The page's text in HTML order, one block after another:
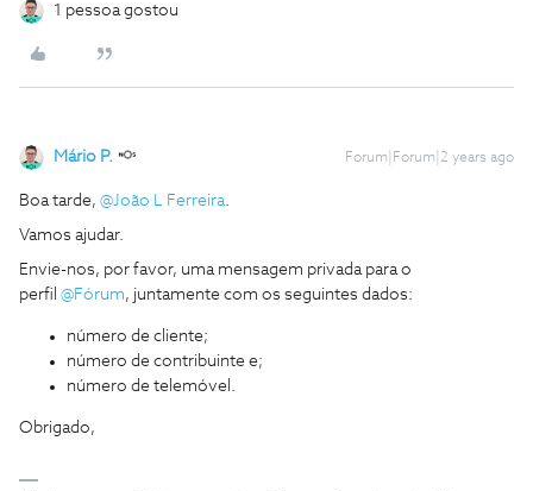
1 pessoa gostou
Mário P. Forum|Forum|2 years ago
Boa tarde, @João L Ferreira.
Vamos ajudar.
Envie-nos, por favor, uma mensagem privada para o
perfil @Fórum, juntamente com os seguintes dados:
número de cliente;
número de contribuinte e;
número de telemóvel.
Obrigado,